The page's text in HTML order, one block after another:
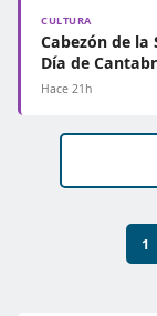
CULTURA
Cabezón de
Día de
Hace 21h
1